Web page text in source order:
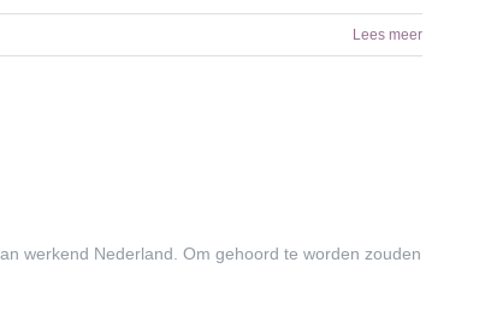
Lees meer
werkend Nederland. Om gehoord te worden zouden